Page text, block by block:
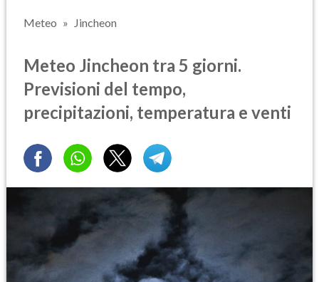
Meteo Jincheon
Meteo Jincheon tra 5 giorni.
Previsioni del tempo,
precipitazioni, temperatura e venti